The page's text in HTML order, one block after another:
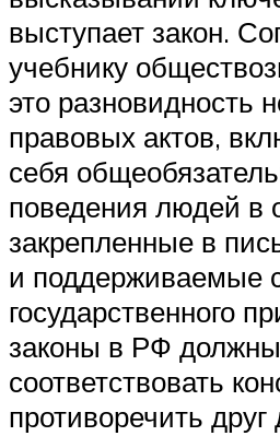
выступает закон.
учебнику
это разновидность
правовых актов,
себя
поведения людей в
закрепленные в
и поддерживаемые
государственного
законы в РФ должны
соответствовать
противоречить друг